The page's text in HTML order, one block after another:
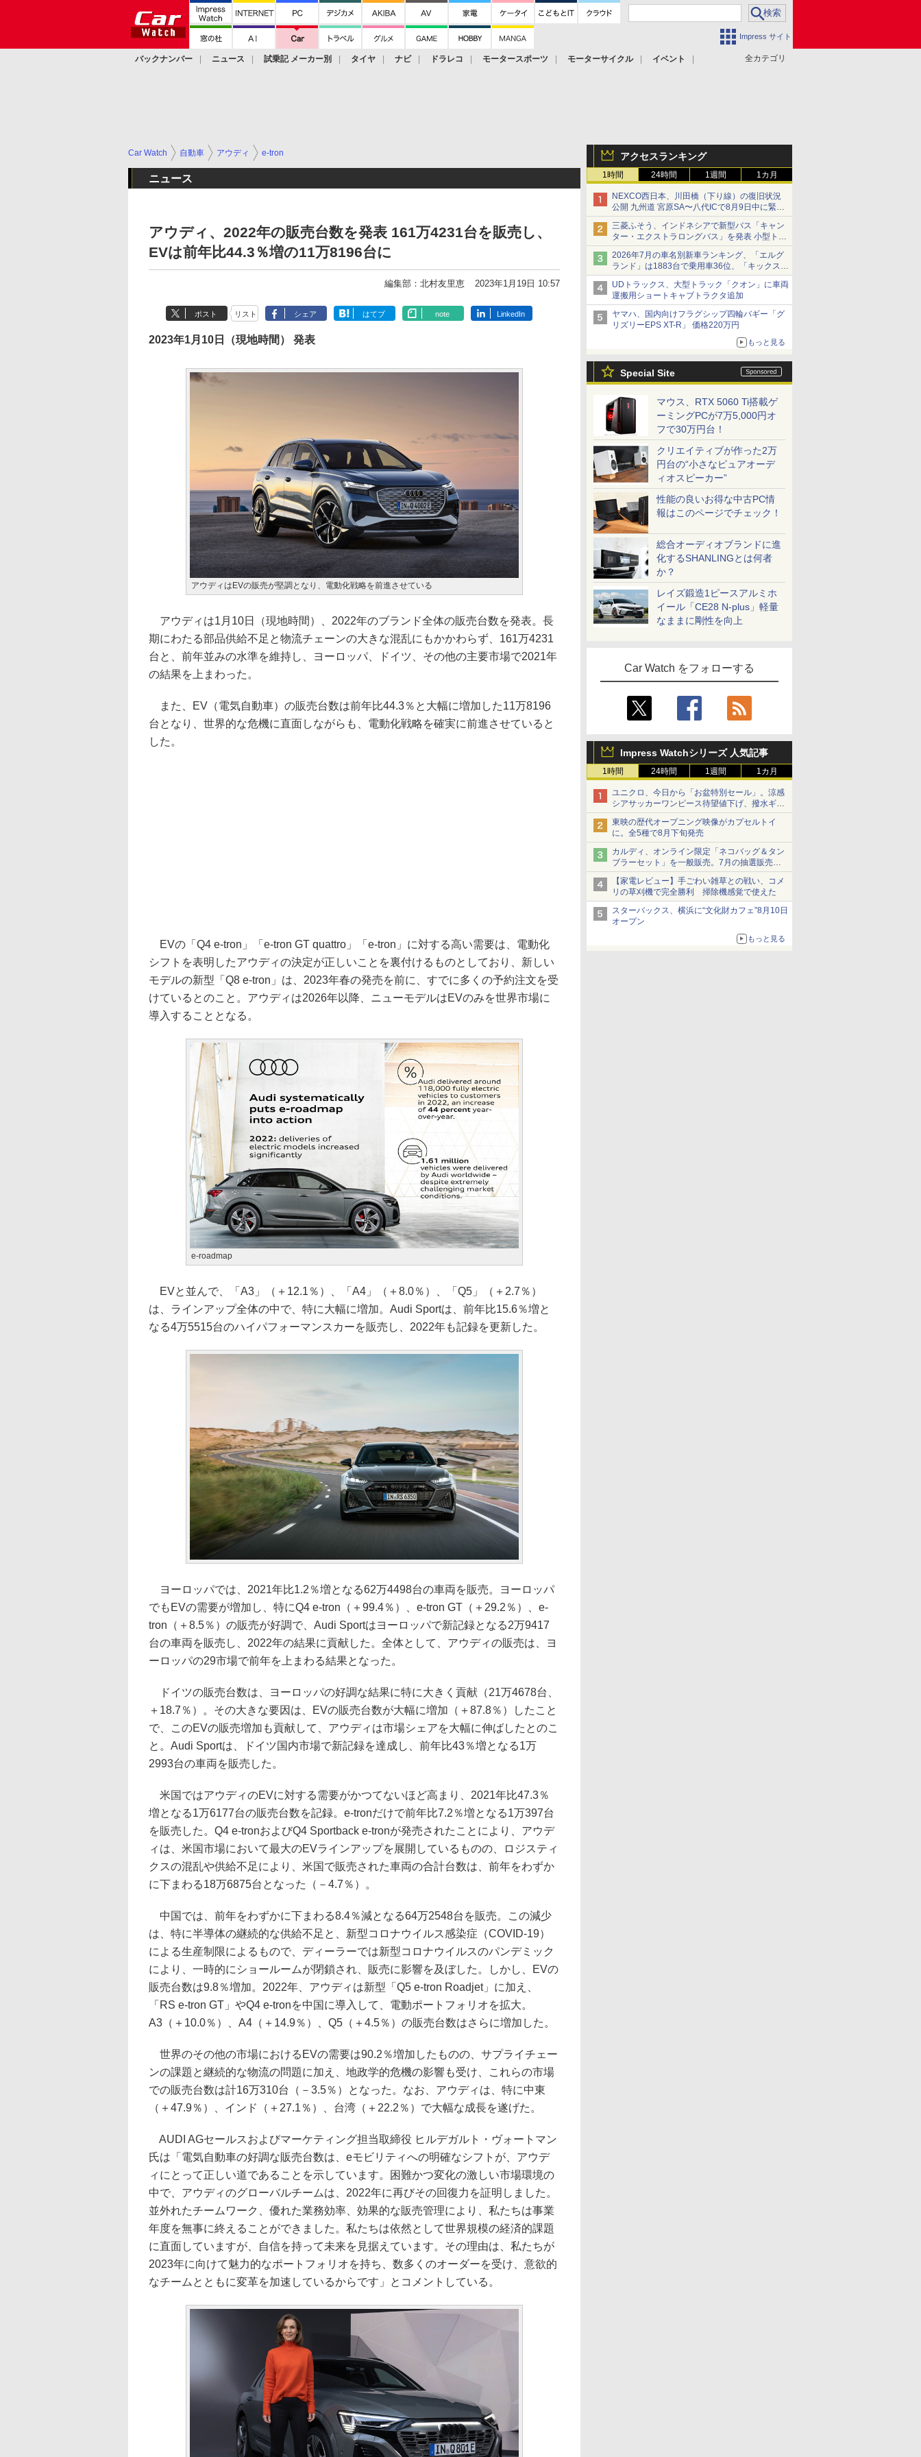
Impress サイト
全カテゴリ
バックナンバー ニュース 試乗記 メーカー別 タイヤ ナビ ドラレコ モータースポーツ モーターサイクル
イベント
アクセスランキング
1時間 24時間 1週間 1カ月
NEXCO西日本、川田橋（下り線）の復旧状況
公開 九州道 宮原SA〜八代ICで8月9日中に緊急
車両を通行可能に
三菱ふそう、インドネシアで新型バス「キャン
ター・エクストラロングバス」を発表 小型トラ
ックベースの観光・旅客輸送向けバス
2026年7月の車名別新車ランキング、「エルグ
ランド」は1883台で乗用車36位、「キックス」
は2591台で27位に
UDトラックス、大型トラック「クオン」に車両
運搬用ショートキャブトラクタ追加
ヤマハ、国内向けフラグシップ四輪バギー「グ
リズリーEPS XT-R」 価格220万円
もっと見る
Special Site
マウス、RTX 5060 Ti搭載ゲ
ーミングPCが7万5,000円オ
フで30万円台！
クリエイティブが作った2万
円台の“小さなピュアオーデ
ィオスピーカー”
性能の良いお得な中古PC情
報はこのページでチェック！
総合オーディオブランドに進
化するSHANLINGとは何者
か？
レイズ鍛造1ピースアルミホ
イール「CE28 N-plus」軽量
なままに剛性を向上
Car Watch をフォローする
Impress Watchシリーズ 人気記事
1時間 24時間 1週間 1カ月
ユニクロ、今日から「お盆特別セール」。涼感
シアサッカーワンピース待望値下げ、撥水ギア
ショーツは1990円に
東映の歴代オープニング映像がカプセルトイ
に。全5種で8月下旬発売
カルディ、オンライン限定「ネコバッグ＆タン
ブラーセット」を一般販売。7月の抽選販売の
当選無効分
【家電レビュー】手ごわい雑草との戦い、コメ
リの草刈機で完全勝利 掃除機感覚で使えた
スターバックス、横浜に“文化財カフェ”8月10日
オープン
もっと見る
Car Watch 自動車 アウディ e-tron
ニュース
アウディ、2022年の販売台数を発表 161万4231台を販売し、
EVは前年比44.3％増の11万8196台に
編集部：北村友里恵 2023年1月19日 10:57
ポスト リスト シェア はてブ note LinkedIn
2023年1月10日（現地時間） 発表
アウディはEVの販売が堅調となり、電動化戦略を前進させている
アウディは1月10日（現地時間）、2022年のブランド全体の販売台数を発表。長
期にわたる部品供給不足と物流チェーンの大きな混乱にもかかわらず、161万4231
台と、前年並みの水準を維持し、ヨーロッパ、ドイツ、その他の主要市場で2021年
の結果を上まわった。
また、EV（電気自動車）の販売台数は前年比44.3％と大幅に増加した11万8196
台となり、世界的な危機に直面しながらも、電動化戦略を確実に前進させていると
した。
EVの「Q4 e-tron」「e-tron GT quattro」「e-tron」に対する高い需要は、電動化
シフトを表明したアウディの決定が正しいことを裏付けるものとしており、新しい
モデルの新型「Q8 e-tron」は、2023年春の発売を前に、すでに多くの予約注文を受
けているとのこと。アウディは2026年以降、ニューモデルはEVのみを世界市場に
導入することとなる。
e-roadmap
EVと並んで、「A3」（＋12.1％）、「A4」（＋8.0％）、「Q5」（＋2.7％）
は、ラインアップ全体の中で、特に大幅に増加。Audi Sportは、前年比15.6％増と
なる4万5515台のハイパフォーマンスカーを販売し、2022年も記録を更新した。
ヨーロッパでは、2021年比1.2％増となる62万4498台の車両を販売。ヨーロッパ
でもEVの需要が増加し、特にQ4 e-tron（＋99.4％）、e-tron GT（＋29.2％）、e-
tron（＋8.5％）の販売が好調で、Audi Sportはヨーロッパで新記録となる2万9417
台の車両を販売し、2022年の結果に貢献した。全体として、アウディの販売は、ヨ
ーロッパの29市場で前年を上まわる結果となった。
ドイツの販売台数は、ヨーロッパの好調な結果に特に大きく貢献（21万4678台、
＋18.7％）。その大きな要因は、EVの販売台数が大幅に増加（＋87.8％）したこと
で、このEVの販売増加も貢献して、アウディは市場シェアを大幅に伸ばしたとのこ
と。Audi Sportは、ドイツ国内市場で新記録を達成し、前年比43％増となる1万
2993台の車両を販売した。
米国ではアウディのEVに対する需要がかつてないほど高まり、2021年比47.3％
増となる1万6177台の販売台数を記録。e-tronだけで前年比7.2％増となる1万397台
を販売した。Q4 e-tronおよびQ4 Sportback e-tronが発売されたことにより、アウデ
ィは、米国市場において最大のEVラインアップを展開しているものの、ロジスティ
クスの混乱や供給不足により、米国で販売された車両の合計台数は、前年をわずか
に下まわる18万6875台となった（－4.7％）。
中国では、前年をわずかに下まわる8.4％減となる64万2548台を販売。この減少
は、特に半導体の継続的な供給不足と、新型コロナウイルス感染症（COVID-19）
による生産制限によるもので、ディーラーでは新型コロナウイルスのパンデミック
により、一時的にショールームが閉鎖され、販売に影響を及ぼした。しかし、EVの
販売台数は9.8％増加。2022年、アウディは新型「Q5 e-tron Roadjet」に加え、
「RS e-tron GT」やQ4 e-tronを中国に導入して、電動ポートフォリオを拡大。
A3（＋10.0％）、A4（＋14.9％）、Q5（＋4.5％）の販売台数はさらに増加した。
世界のその他の市場におけるEVの需要は90.2％増加したものの、サプライチェー
ンの課題と継続的な物流の問題に加え、地政学的危機の影響も受け、これらの市場
での販売台数は計16万310台（－3.5％）となった。なお、アウディは、特に中東
（＋47.9％）、インド（＋27.1％）、台湾（＋22.2％）で大幅な成長を遂げた。
AUDI AGセールスおよびマーケティング担当取締役 ヒルデガルト・ヴォートマン
氏は「電気自動車の好調な販売台数は、eモビリティへの明確なシフトが、アウデ
ィにとって正しい道であることを示しています。困難かつ変化の激しい市場環境の
中で、アウディのグローバルチームは、2022年に再びその回復力を証明しました。
並外れたチームワーク、優れた業務効率、効果的な販売管理により、私たちは事業
年度を無事に終えることができました。私たちは依然として世界規模の経済的課題
に直面していますが、自信を持って未来を見据えています。その理由は、私たちが
2023年に向けて魅力的なポートフォリオを持ち、数多くのオーダーを受け、意欲的
なチームとともに変革を加速しているからです」とコメントしている。